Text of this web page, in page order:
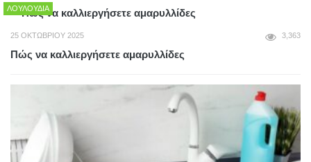
ΛΟΥΛΟΎΔΙΑ
25 ΟΚΤΩΒΡΊΟΥ 2025 3,363
Πώς να καλλιεργήσετε αμαρυλλίδες